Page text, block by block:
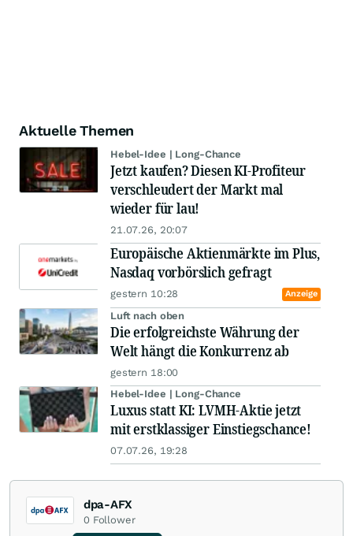
Aktuelle Themen
Hebel-Idee | Long-Chance
Jetzt kaufen? Diesen KI-Profiteur
verschleudert der Markt mal
wieder für lau!
21.07.26, 20:07
Europäische Aktienmärkte im Plus,
Nasdaq vorbörslich gefragt
gestern 10:28 Anzeige
Luft nach oben
Die erfolgreichste Währung der
Welt hängt die Konkurrenz ab
gestern 18:00
Hebel-Idee | Long-Chance
Luxus statt KI: LVMH-Aktie jetzt
mit erstklassiger Einstiegschance!
07.07.26, 19:28
dpa-AFX
0 Follower